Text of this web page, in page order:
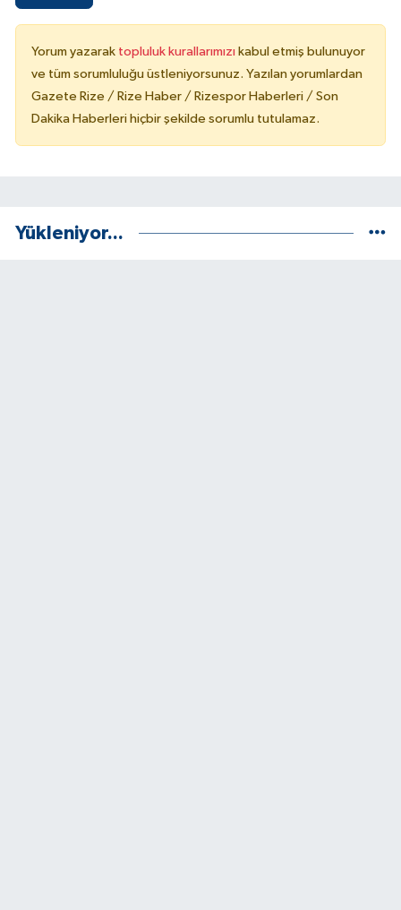
Yorum yazarak topluluk kurallarımızı kabul etmiş bulunuyor
ve tüm sorumluluğu üstleniyorsunuz. Yazılan yorumlardan
Gazete Rize / Rize Haber / Rizespor Haberleri / Son
Dakika Haberleri hiçbir şekilde sorumlu tutulamaz.
Yükleniyor...